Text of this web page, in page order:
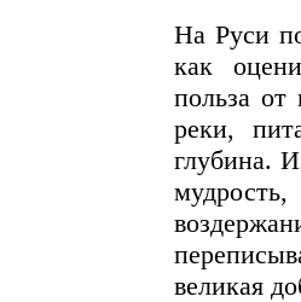
На Руси
как
польза
реки,
глубина.
великая